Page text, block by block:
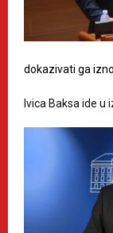
dokazivati ga
Ivica Baksa ide u